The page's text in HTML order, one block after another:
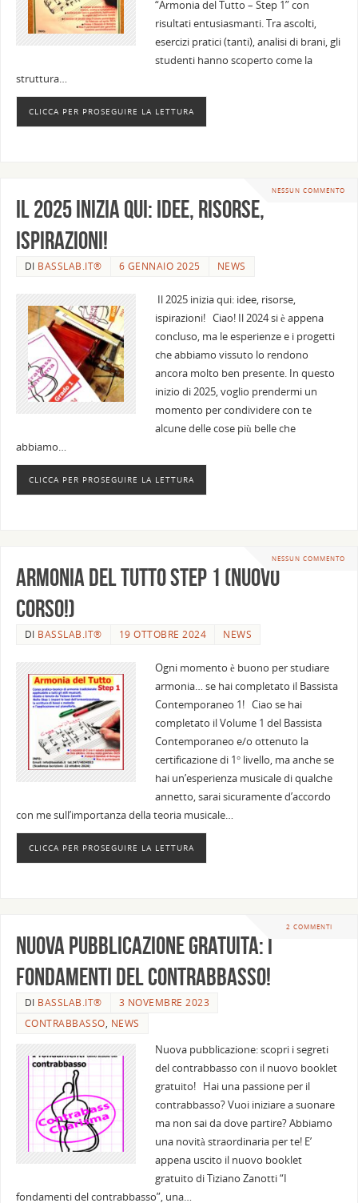
“Armonia del Tutto – Step 1” con
risultati entusiasmanti. Tra ascolti,
esercizi pratici (tanti), analisi di brani, gli
studenti hanno scoperto come la
struttura…
CLICCA PER PROSEGUIRE LA LETTURA
NESSUN COMMENTO
Il 2025 inizia qui: idee, risorse,
ispirazioni!
DI BASSLAB.IT® 6 GENNAIO 2025 NEWS
Il 2025 inizia qui: idee, risorse,
ispirazioni! Ciao! Il 2024 si è appena
concluso, ma le esperienze e i progetti
che abbiamo vissuto lo rendono
ancora molto ben presente. In questo
inizio di 2025, voglio prendermi un
momento per condividere con te
alcune delle cose più belle che
abbiamo…
CLICCA PER PROSEGUIRE LA LETTURA
NESSUN COMMENTO
Armonia del Tutto Step 1 (nuovo
corso!)
DI BASSLAB.IT® 19 OTTOBRE 2024 NEWS
Ogni momento è buono per studiare
armonia… se hai completato il Bassista
Contemporaneo 1! Ciao se hai
completato il Volume 1 del Bassista
Contemporaneo e/o ottenuto la
certificazione di 1° livello, ma anche se
hai un’esperienza musicale di qualche
annetto, sarai sicuramente d’accordo
con me sull’importanza della teoria musicale…
CLICCA PER PROSEGUIRE LA LETTURA
2 COMMENTI
Nuova pubblicazione gratuita: i
fondamenti del contrabbasso!
DI BASSLAB.IT®
3 NOVEMBRE 2023
CONTRABBASSO, NEWS
Nuova pubblicazione: scopri i segreti
del contrabbasso con il nuovo booklet
gratuito! Hai una passione per il
contrabbasso? Vuoi iniziare a suonare
ma non sai da dove partire? Abbiamo
una novità straordinaria per te! E’
appena uscito il nuovo booklet
gratuito di Tiziano Zanotti “I
fondamenti del contrabbasso”, una…